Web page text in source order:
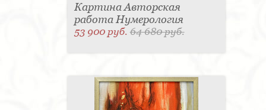
Картина Авторская
работа Нумерология
53 900 руб.64 680 руб.